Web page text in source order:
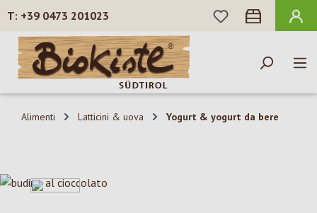
Passa al contenuto principale
+39 0473 201023
HAI 0 ARTICOLI
Alimenti Latticini & uova Yogurt & yogurt da bere
Salta la galleria di immagini